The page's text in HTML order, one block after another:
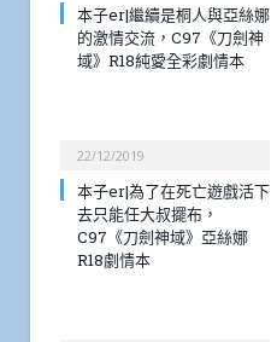
本子er|繼續是桐人與亞絲娜
的激情交流，C97《刀劍神
域》R18純愛全彩劇情本
22/12/2019
本子er|為了在死亡遊戲活下
去只能任大叔擺布，
C97《刀劍神域》亞絲娜
R18劇情本